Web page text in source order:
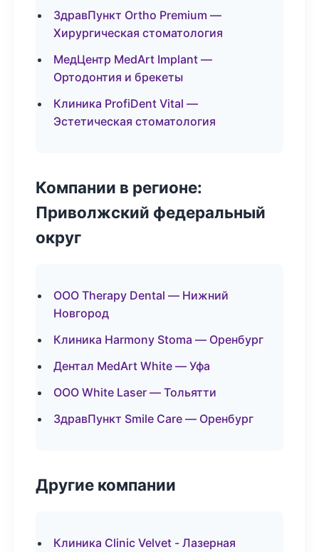
ЗдравПункт Ortho Premium —
Хирургическая стоматология
МедЦентр MedArt Implant —
Ортодонтия и брекеты
Клиника ProfiDent Vital —
Эстетическая стоматология
Компании в регионе:
Приволжский федеральный
округ
ООО Therapy Dental — Нижний
Новгород
Клиника Harmony Stoma — Оренбург
Дентал MedArt White — Уфа
ООО White Laser — Тольятти
ЗдравПункт Smile Care — Оренбург
Другие компании
Клиника Clinic Velvet - Лазерная